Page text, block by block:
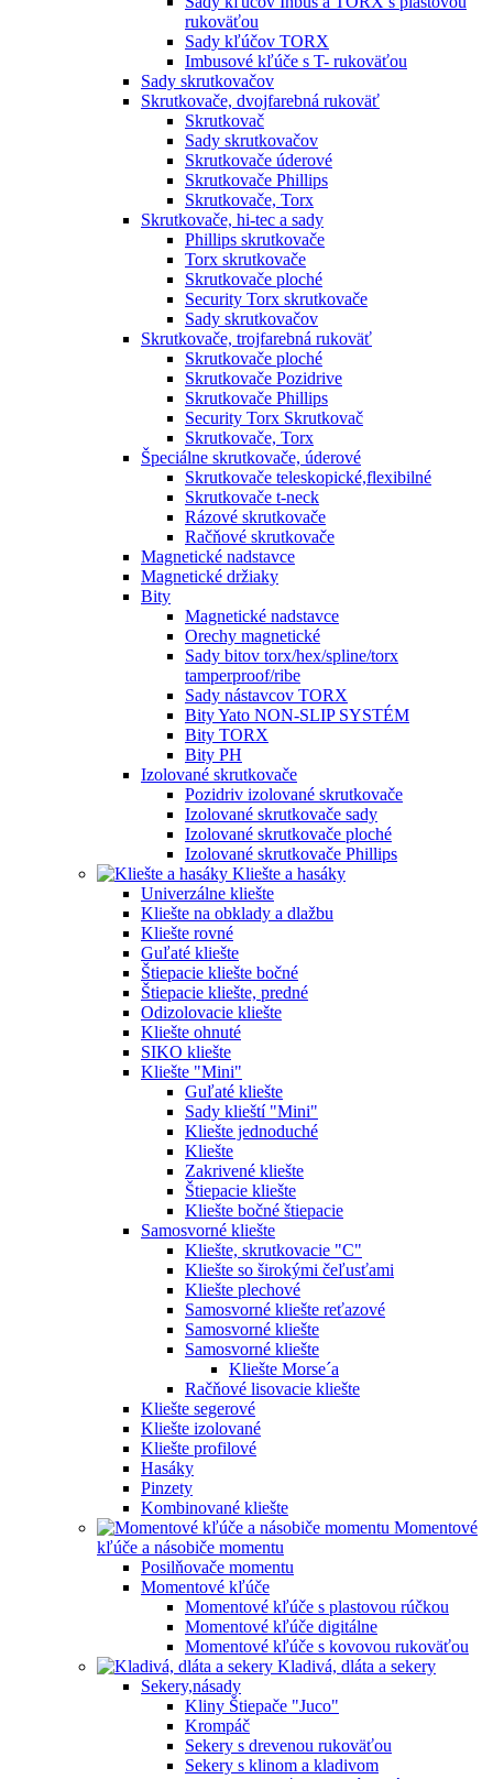
rukoväťou
Sady kľúčov TORX
Imbusové kľúče s T- rukoväťou
Sady skrutkovačov
Skrutkovače, dvojfarebná rukoväť
Skrutkovač
Sady skrutkovačov
Skrutkovače úderové
Skrutkovače Phillips
Skrutkovače, Torx
Skrutkovače, hi-tec a sady
Phillips skrutkovače
Torx skrutkovače
Skrutkovače ploché
Security Torx skrutkovače
Sady skrutkovačov
Skrutkovače, trojfarebná rukoväť
Skrutkovače ploché
Skrutkovače Pozidrive
Skrutkovače Phillips
Security Torx Skrutkovač
Skrutkovače, Torx
Špeciálne skrutkovače, úderové
Skrutkovače teleskopické,flexibilné
Skrutkovače t-neck
Rázové skrutkovače
Račňové skrutkovače
Magnetické nadstavce
Magnetické držiaky
Bity
Magnetické nadstavce
Orechy magnetické
Sady bitov torx/hex/spline/torx
tamperproof/ribe
Sady nástavcov TORX
Bity Yato NON-SLIP SYSTÉM
Bity TORX
Bity PH
Izolované skrutkovače
Pozidriv izolované skrutkovače
Izolované skrutkovače sady
Izolované skrutkovače ploché
Izolované skrutkovače Phillips
Kliešte a hasáky
Univerzálne kliešte
Kliešte na obklady a dlažbu
Kliešte rovné
Guľaté kliešte
Štiepacie kliešte bočné
Štiepacie kliešte, predné
Odizolovacie kliešte
Kliešte ohnuté
SIKO kliešte
Kliešte "Mini"
Guľaté kliešte
Sady klieští "Mini"
Kliešte jednoduché
Kliešte
Zakrivené kliešte
Štiepacie kliešte
Kliešte bočné štiepacie
Samosvorné kliešte
Kliešte, skrutkovacie "C"
Kliešte so širokými čeľusťami
Kliešte plechové
Samosvorné kliešte reťazové
Samosvorné kliešte
Samosvorné kliešte
Kliešte Morse´a
Račňové lisovacie kliešte
Kliešte segerové
Kliešte izolované
Kliešte profilové
Hasáky
Pinzety
Kombinované kliešte
Momentové
kľúče a násobiče momentu
Posilňovače momentu
Momentové kľúče
Momentové kľúče s plastovou rúčkou
Momentové kľúče digitálne
Momentové kľúče s kovovou rukoväťou
Kladivá, dláta a sekery
Sekery,násady
Kliny Štiepače "Juco"
Krompáč
Sekery s drevenou rukoväťou
Sekery s klinom a kladivom